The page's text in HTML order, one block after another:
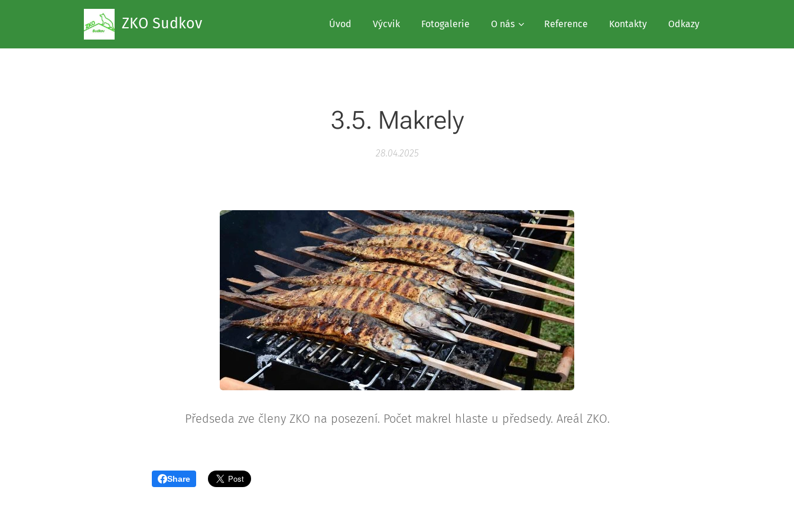
ZKO Sudkov Úvod Výcvik Fotogalerie O nás Reference Kontakty Odkazy
3.5. Makrely
28.04.2025
Předseda zve členy ZKO na posezení. Počet makrel hlaste u předsedy. Areál ZKO.
Share